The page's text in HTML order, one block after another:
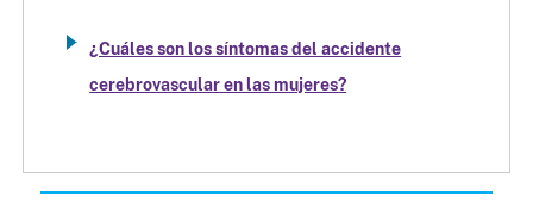
¿Cuáles son los síntomas del accidente
cerebrovascular en las mujeres?